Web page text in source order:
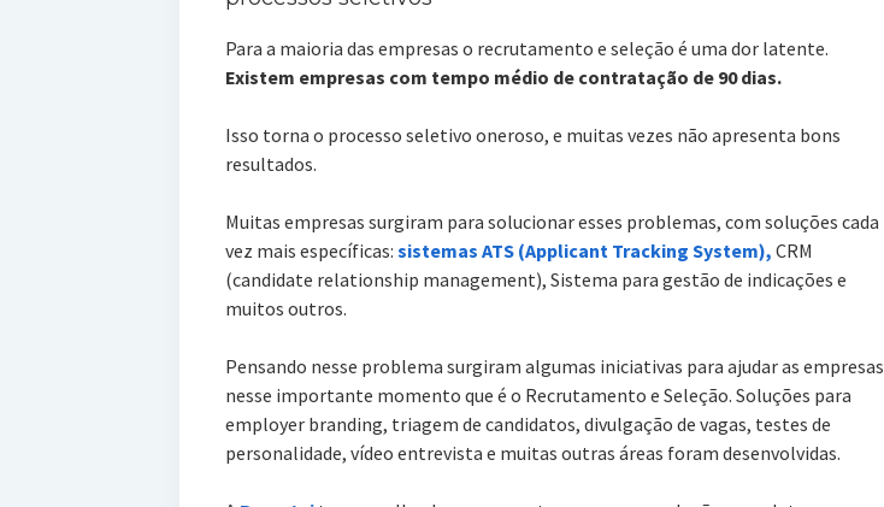
Para a maioria das empresas o recrutamento e seleção é uma dor latente.
Existem empresas com tempo médio de contratação de 90 dias.
Isso torna o processo seletivo oneroso, e muitas vezes não apresenta bons
resultados.
Muitas empresas surgiram para solucionar esses problemas, com soluções cada
vez mais específicas: sistemas ATS (Applicant Tracking System), CRM
(candidate relationship management), Sistema para gestão de indicações e
muitos outros.
Pensando nesse problema surgiram algumas iniciativas para ajudar as empresas
nesse importante momento que é o Recrutamento e Seleção. Soluções para
employer branding, triagem de candidatos, divulgação de vagas, testes de
personalidade, vídeo entrevista e muitas outras áreas foram desenvolvidas.